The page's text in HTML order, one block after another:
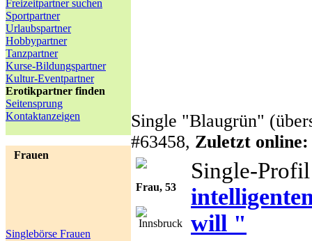
Freizeitpartner suchen
Sportpartner
Urlaubspartner
Hobbypartner
Tanzpartner
Kurse-Bildungspartner
Kultur-Eventpartner
Erotikpartner finden
Seitensprung
Kontaktanzeigen
Frauen
Singlebörse Frauen
Single "Blaugrün"
#63458, Zuletzt online:
Frau, 53
Innsbruck
Single-
will "